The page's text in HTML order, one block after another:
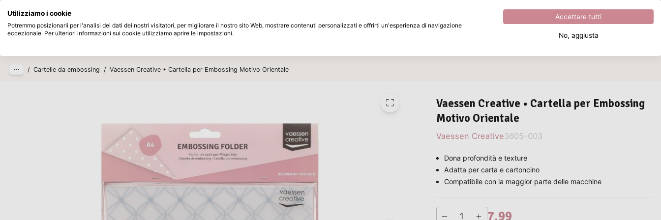
Passa al contenuto principale
Eccezionale 4.8su5
In arrivo
/ Cartelle da embossing / Vaessen Creative • Cartella per Embossing Motivo Orientale
Vaessen Creative • Cartella per Embossing
Motivo Orientale
Vaessen Creative3605-003
Dona profondità e texture
Adatta per carta e cartoncino
Compatibile con la maggior parte delle macchine
7,99
Utilizziamo i cookie
Potremmo posizionarli per l'analisi dei dati dei nostri visitatori, per migliorare il nostro sito Web, mostrare contenuti personalizzati e offrirti un'esperienza di navigazione
eccezionale. Per ulteriori informazioni sui cookie utilizziamo aprire le impostazioni.
Accettare tutti
No, aggiusta